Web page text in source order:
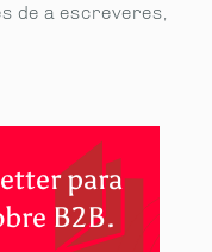
de a escreveres,
para
B2B.